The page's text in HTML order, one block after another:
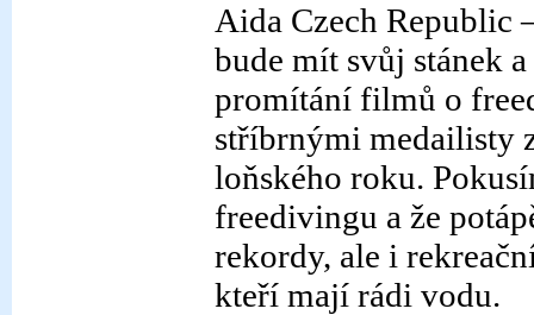
Aida Czech Republic
bude mít svůj stánek
promítání filmů o
stříbrnými medailisty
loňského roku.
freedivingu a že
rekordy, ale i
kteří mají rádi vodu.